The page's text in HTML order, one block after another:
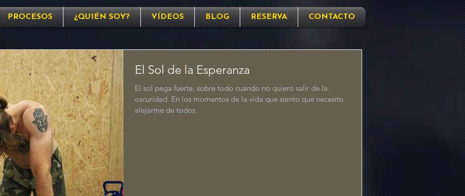
PROCESOS ¿QUIÉN SOY? VÍDEOS BLOG RESERVA CONTACTO
El Sol de la Esperanza
El sol pega fuerte, sobre todo cuando no quiero salir de la
oscuridad. En los momentos de la vida que siento que necesito
alejarme de todos